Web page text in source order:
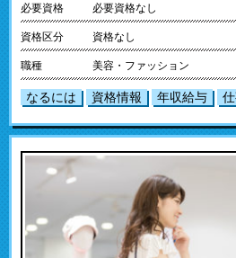
必要資格 必要資格なし
資格区分 資格なし
職種 美容・ファッション
なるには 資格情報 年収給与